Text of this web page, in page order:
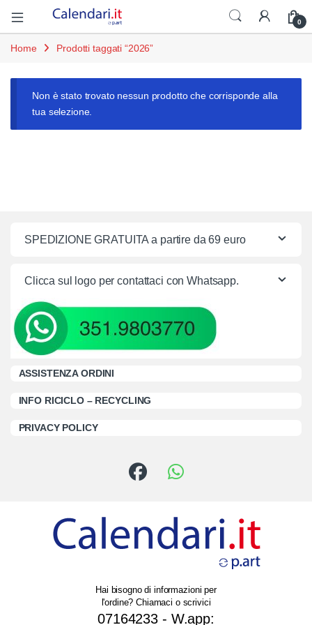
Open
0
Home Prodotti taggati “2026”
Non è stato trovato nessun prodotto che corrisponde alla
tua selezione.
SPEDIZIONE GRATUITA a partire da 69 euro
Clicca sul logo per contattaci con Whatsapp.
ASSISTENZA ORDINI
INFO RICICLO – RECYCLING
PRIVACY POLICY
Hai bisogno di informazioni per
l'ordine? Chiamaci o scrivici
07164233 - W.app: